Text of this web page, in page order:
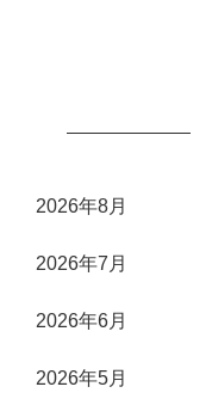
2026年8月
2026年7月
2026年6月
2026年5月